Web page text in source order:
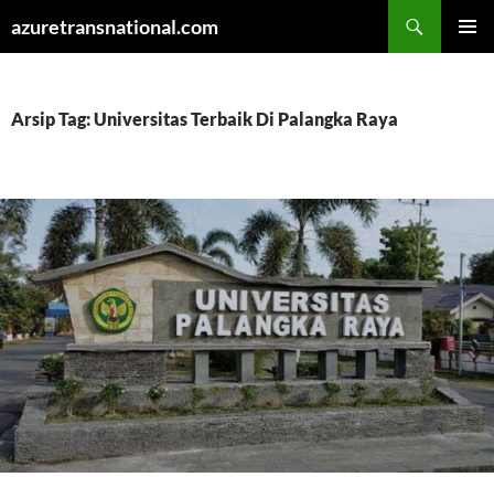
azuretransnational.com
Arsip Tag: Universitas Terbaik Di Palangka Raya